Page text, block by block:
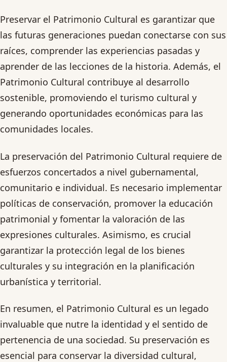
Preservar el Patrimonio Cultural es garantizar que
las futuras generaciones puedan conectarse con sus
raíces, comprender las experiencias pasadas y
aprender de las lecciones de la historia. Además, el
Patrimonio Cultural contribuye al desarrollo
sostenible, promoviendo el turismo cultural y
generando oportunidades económicas para las
comunidades locales.
La preservación del Patrimonio Cultural requiere de
esfuerzos concertados a nivel gubernamental,
comunitario e individual. Es necesario implementar
políticas de conservación, promover la educación
patrimonial y fomentar la valoración de las
expresiones culturales. Asimismo, es crucial
garantizar la protección legal de los bienes
culturales y su integración en la planificación
urbanística y territorial.
En resumen, el Patrimonio Cultural es un legado
invaluable que nutre la identidad y el sentido de
pertenencia de una sociedad. Su preservación es
esencial para conservar la diversidad cultural,